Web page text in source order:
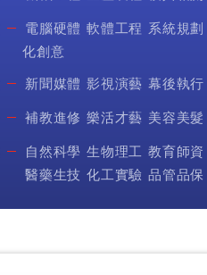
電腦硬體 軟體工程 系統規劃
化創意
新聞媒體 影視演藝 幕後執行
補教進修 樂活才藝 美容美髮
自然科學 生物理工 教育師資
醫藥生技 化工實驗 品管品保